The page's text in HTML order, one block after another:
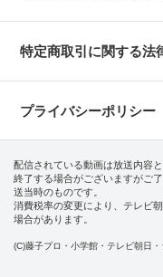
特定商取引に関する法
プライバシーポリシー
配信されている動画は放送内容
終了する場合がございますがご
送当時のものです。
消費税率の変更により、テレビ
場合があります。
(C)藤子プロ・小学館・テレビ朝日